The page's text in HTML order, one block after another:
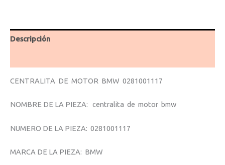
Descripción
CENTRALITA DE MOTOR BMW 0281001117
NOMBRE DE LA PIEZA: centralita de motor bmw
NUMERO DE LA PIEZA: 0281001117
MARCA DE LA PIEZA: BMW